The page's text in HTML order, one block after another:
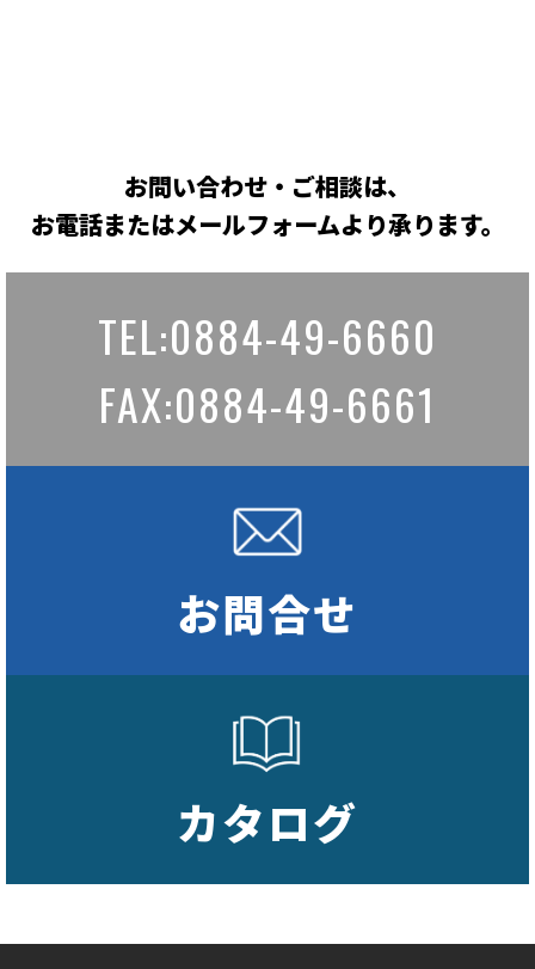
お問い合わせ・ご相談は、
お電話またはメールフォームより承ります。
TEL:0884-49-6660
FAX:0884-49-6661
お問合せ
カタログ